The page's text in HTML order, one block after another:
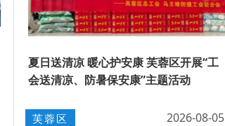
夏日送清凉 暖心护安康 芙蓉区开展“工
会送清凉、防暑保安康”主题活动
芙蓉区 2026-08-05